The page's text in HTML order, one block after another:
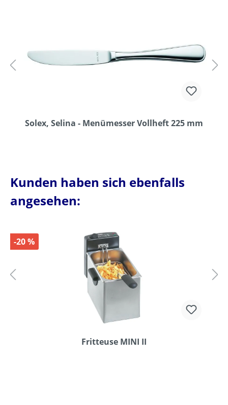
Solex, Selina - Menümesser Vollheft 225 mm
Kunden haben sich ebenfalls
angesehen:
-20 %
Fritteuse MINI II